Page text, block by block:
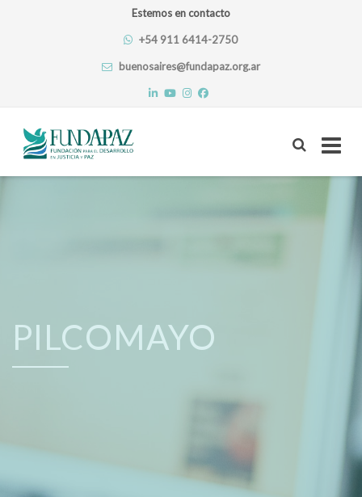
Estemos en contacto
+54 911 6414-2750
buenosaires@fundapaz.org.ar
Skip
PILCOMAYO